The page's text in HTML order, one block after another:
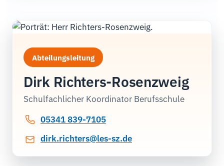
Abteilungsleitung
Dirk Richters-Rosenzweig
Schulfachlicher Koordinator Berufsschule
05341 839-7105
dirk.richters@les-sz.de